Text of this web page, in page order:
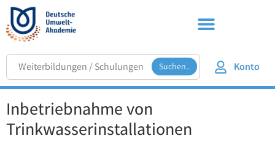
Suchen.. Konto
Inbetriebnahme von
Trinkwasserinstallationen